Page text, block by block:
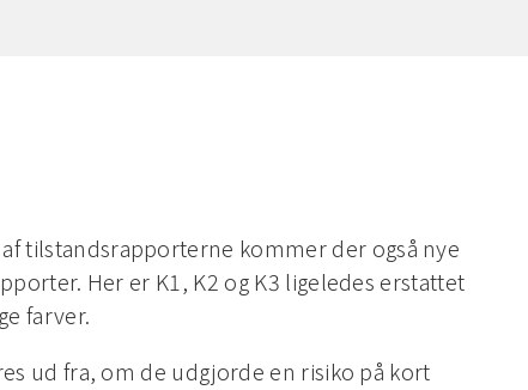
tilstandsrapporterne kommer der også nye
Her er K1, K2 og K3 ligeledes erstattet
farver.
ud fra, om de udgjorde en risiko på kort